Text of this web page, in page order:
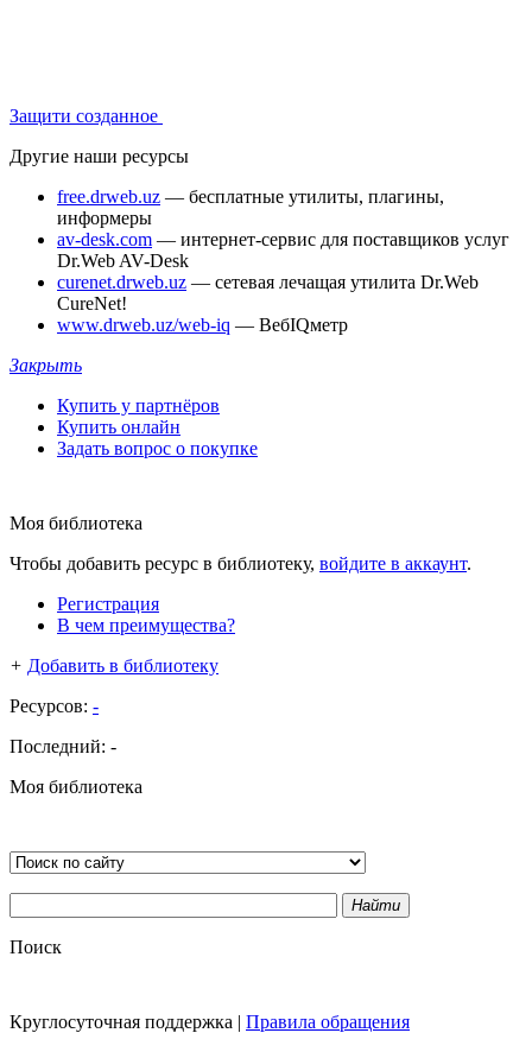
Защити созданное
Другие наши ресурсы
free.drweb.uz — бесплатные утилиты, плагины,
информеры
av-desk.com — интернет-сервис для поставщиков услуг
Dr.Web AV-Desk
curenet.drweb.uz — сетевая лечащая утилита Dr.Web
CureNet!
www.drweb.uz/web-iq — ВебIQметр
Закрыть
Купить у партнёров
Купить онлайн
Задать вопрос о покупке
Моя библиотека
Чтобы добавить ресурс в библиотеку, войдите в аккаунт.
Регистрация
В чем преимущества?
+ Добавить в библиотеку
Ресурсов: -
Последний: -
Моя библиотека
Найти
Поиск
Круглосуточная поддержка | Правила обращения